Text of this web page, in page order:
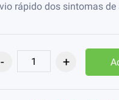
rápido dos sintomas de